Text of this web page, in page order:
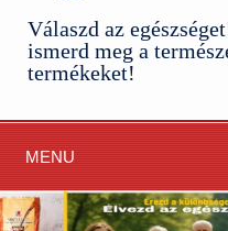
Válaszd az
ismerd meg a
termékeket!
MENU